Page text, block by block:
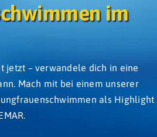
im
jetzt – verwandele dich in eine
Mach mit bei einem unserer
als Highlight